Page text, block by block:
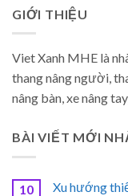
GIỚI THIỆU
Viet Xanh MHE là
thang nâng người,
nâng bàn, xe nâng
BÀI VIẾT MỚI
10 Xu hướng